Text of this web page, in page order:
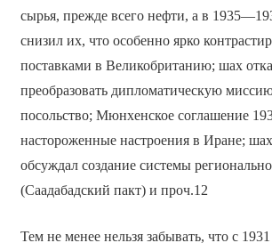
сырья, прежде всего нефти, а в
снизил их, что особенно ярко
поставками в Великобританию; шах
преобразовать дипломатическую
посольство; Мюнхенское соглашение
настороженные настроения в Иране;
обсуждал создание системы
(Саадабадский пакт) и проч.12
Тем не менее нельзя забывать, что с 1931